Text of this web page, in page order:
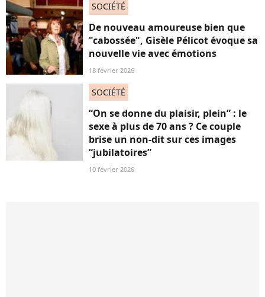
SOCIÉTÉ
De nouveau amoureuse bien que
"cabossée", Gisèle Pélicot évoque sa
nouvelle vie avec émotions
18 février 2026
SOCIÉTÉ
“On se donne du plaisir, plein” : le
sexe à plus de 70 ans ? Ce couple
brise un non-dit sur ces images
“jubilatoires”
10 février 2026